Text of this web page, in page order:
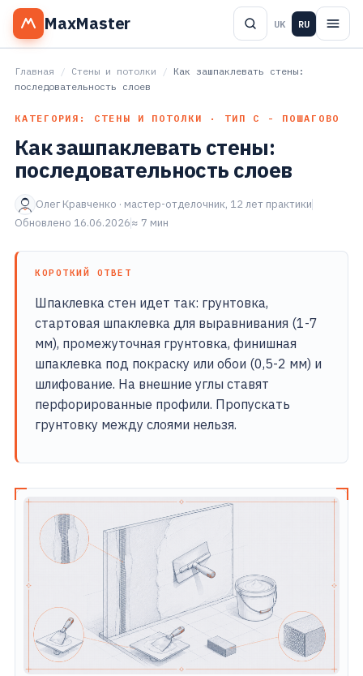
MaxMaster UK RU
Главная / Стены и потолки / Как зашпаклевать стены:
последовательность слоев
КАТЕГОРИЯ: СТЕНЫ И ПОТОЛКИ · ТИП С - ПОШАГОВО
Как зашпаклевать стены:
последовательность слоев
Олег Кравченко · мастер-отделочник, 12 лет практики
Обновлено 16.06.2026≈ 7 мин
КОРОТКИЙ ОТВЕТ
Шпаклевка стен идет так: грунтовка,
стартовая шпаклевка для выравнивания (1-7
мм), промежуточная грунтовка, финишная
шпаклевка под покраску или обои (0,5-2 мм) и
шлифование. На внешние углы ставят
перфорированные профили. Пропускать
грунтовку между слоями нельзя.